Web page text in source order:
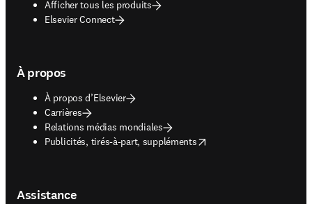
Afficher tous les produits
Elsevier Connect
À propos
À propos d’Elsevier
Carrières
Relations médias mondiales
Publicités, tirés-à-part, suppléments
opens in new tab/window
Assistance